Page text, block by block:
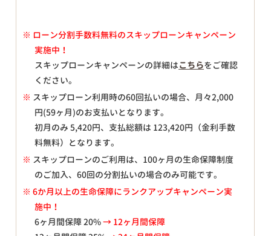
※ ローン分割手数料無料のスキップローンキャンペーン
実施中！
スキップローンキャンペーンの詳細はこちらをご確認
ください。
※ スキップローン利用時の60回払いの場合、月々2,000
円(59ヶ月)のお支払いとなります。
初月のみ5,420円、支払総額は 123,420円（金利手数
料無料）となります。
※ スキップローンのご利用は、100ヶ月の生命保障制度
のご加入、60回の分割払いの場合のみ可能です。
※ 6か月以上の生命保障にランクアップキャンペーン実
施中！
6ヶ月間保障 20%→ 12ヶ月間保障